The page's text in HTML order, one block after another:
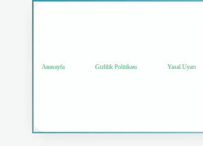
Anasayfa Gizlilik Politikası Yasal Uyarı